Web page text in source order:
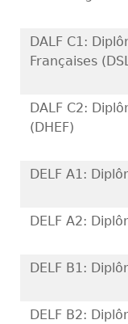
DALF C1:
Françaises
DALF C2:
(DHEF)
DELF A1:
DELF A2:
DELF B1:
DELF B2: